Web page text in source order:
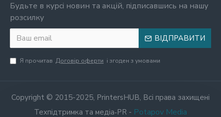
Будьте в курсі новин та акцій, підписавшись на нашу
розсилку
ВІДПРАВИТИ
Я прочитав Договір оферти і згоден з умовами
Copyright © 2015-2025, PrintersHUB, Всі права захищені
Техпідтримка та медіа‑PR - Potapov Media